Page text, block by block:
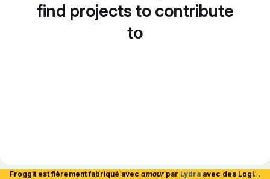
find projects to contribute
to
Froggit est fièrement fabriqué avec amour par Lydra avec des Logiciels Libres et hébergé en